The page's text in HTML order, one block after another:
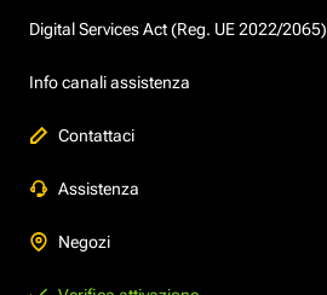
Digital Services Act (Reg. UE 2022/2065)
Info canali assistenza
Contattaci
Assistenza
Negozi